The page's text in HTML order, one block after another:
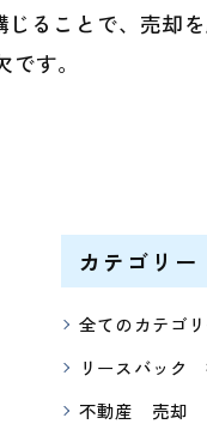
ることで、売却
す。
カテゴリー
全てのカテゴ
リースバック
不動産 売却